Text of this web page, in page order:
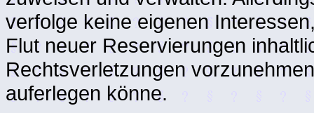
verfolge keine eigenen
Flut neuer Reservierungen
Rechtsverletzungen
auferlegen könne.